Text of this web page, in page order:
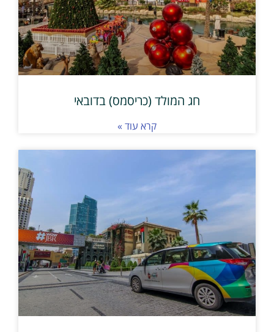
חג המולד (כריסמס) בדובאי
קרא עוד »